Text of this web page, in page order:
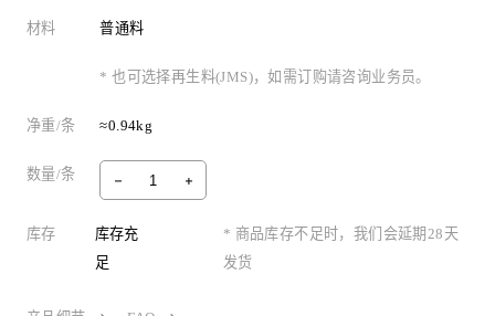
材料 普通料
* 也可选择再生料(JMS)，如需订购请咨询业务员。
净重/条 ≈0.94kg
数量/条
库存
库存充
足
* 商品库存不足时，我们会延期28天
发货